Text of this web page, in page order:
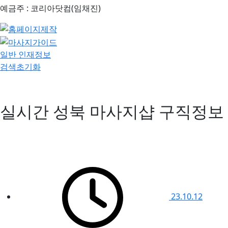
예금주 : 코리아닷컴(임채진)
일반 인재정보
검색초기화
실시간 성북 마사지샵 구직정보
23.10.12